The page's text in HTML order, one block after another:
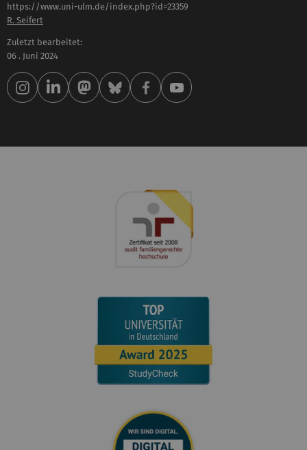
https://www.uni-ulm.de/index.php?id=23359
R. Seifert
Zuletzt bearbeitet:
06 . Juni 2024